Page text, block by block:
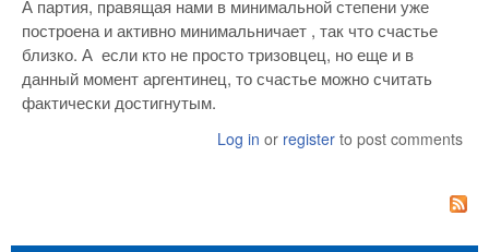
А партия, правящая нами в минимальной степени уже
построена и активно минимальничает , так что счастье
близко. А если кто не просто тризовцец, но еще и в
данный момент аргентинец, то счастье можно считать
фактически достигнутым.
Log in or register to post comments